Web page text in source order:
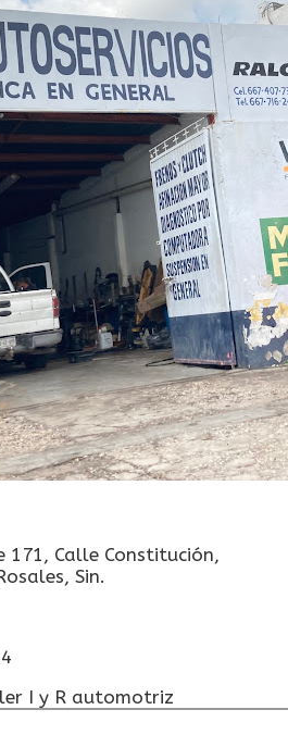
171, Calle Constitución,
Sin.
I y R automotriz